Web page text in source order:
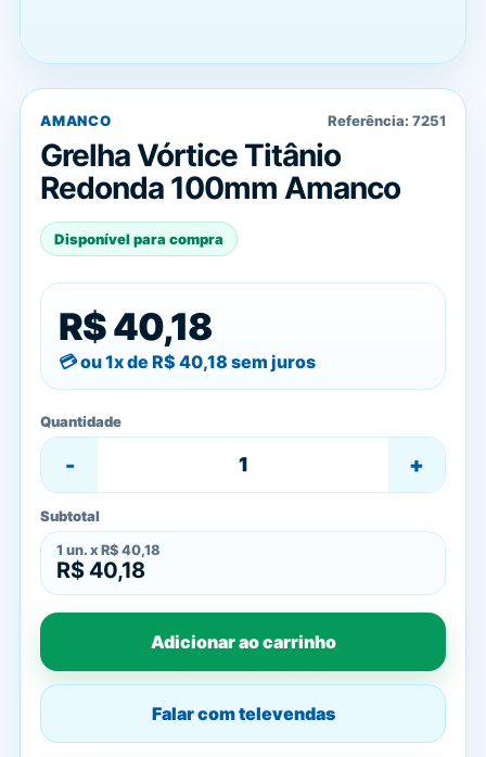
AMANCO Referência: 7251
Grelha Vórtice Titânio
Redonda 100mm Amanco
Disponível para compra
R$ 40,18
ou 1x de R$ 40,18 sem juros
Quantidade
- +
Subtotal
1 un. x R$ 40,18
R$ 40,18
Adicionar ao carrinho
Falar com televendas